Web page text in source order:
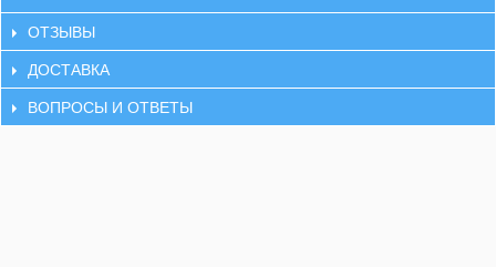
ОТЗЫВЫ
ДОСТАВКА
ВОПРОСЫ И ОТВЕТЫ